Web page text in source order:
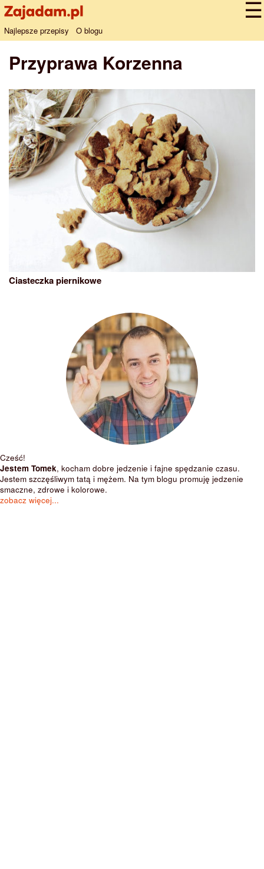
Najlepsze przepisy O blogu
Przyprawa Korzenna
Ciasteczka piernikowe
Cześć!
Jestem Tomek, kocham dobre jedzenie i fajne spędzanie czasu.
Jestem szczęśliwym tatą i mężem. Na tym blogu promuję jedzenie
smaczne, zdrowe i kolorowe.
zobacz więcej...